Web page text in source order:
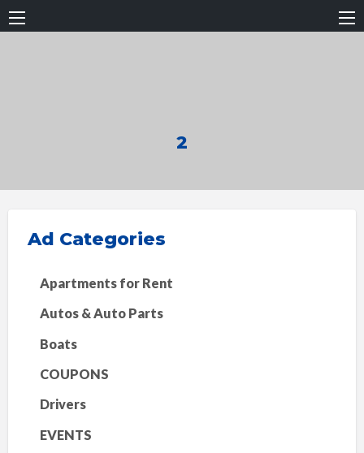
2
Ad Categories
Apartments for Rent
Autos & Auto Parts
Boats
COUPONS
Drivers
EVENTS